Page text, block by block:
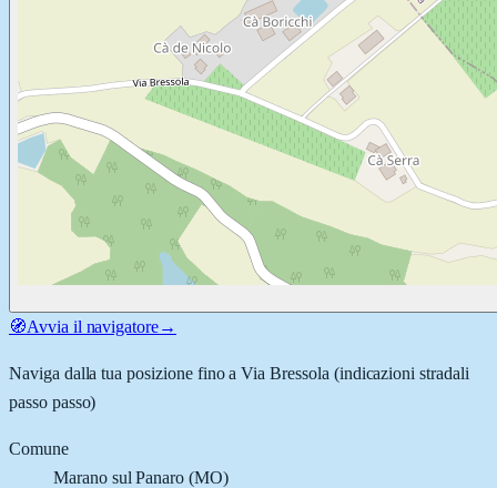
🧭Avvia il navigatore→
Naviga dalla tua posizione fino aVia Bressola (indicazioni stradali
passo passo)
Comune
Marano sul Panaro (MO)